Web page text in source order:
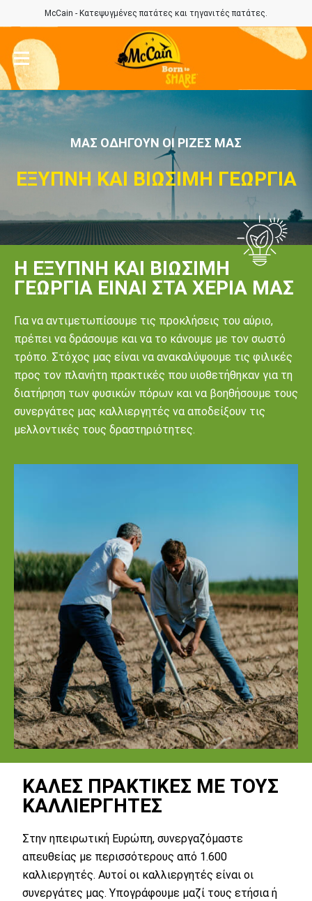
McCain - Κατεψυγμένες πατάτες και τηγανιτές πατάτες.
ΜΑΣ ΟΔΗΓΟΎΝ ΟΙ ΡΊΖΕΣ ΜΑΣ
ΈΞΥΠΝΗ ΚΑΙ ΒΙΏΣΙΜΗ ΓΕΩΡΓΊΑ
Η ΈΞΥΠΝΗ ΚΑΙ ΒΙΏΣΙΜΗ
ΓΕΩΡΓΊΑ ΕΊΝΑΙ ΣΤΑ ΧΈΡΙΑ ΜΑΣ
Για να αντιμετωπίσουμε τις προκλήσεις του αύριο,
πρέπει να δράσουμε και να το κάνουμε με τον σωστό
τρόπο. Στόχος μας είναι να ανακαλύψουμε τις φιλικές
προς τον πλανήτη πρακτικές που υιοθετήθηκαν για τη
διατήρηση των φυσικών πόρων και να βοηθήσουμε τους
συνεργάτες μας καλλιεργητές να αποδείξουν τις
μελλοντικές τους δραστηριότητες.
ΚΑΛΈΣ ΠΡΑΚΤΙΚΈΣ ΜΕ ΤΟΥΣ
ΚΑΛΛΙΕΡΓΗΤΈΣ
Στην ηπειρωτική Ευρώπη, συνεργαζόμαστε
απευθείας με περισσότερους από 1.600
καλλιεργητές. Αυτοί οι καλλιεργητές είναι οι
συνεργάτες μας. Υπογράφουμε μαζί τους ετήσια ή